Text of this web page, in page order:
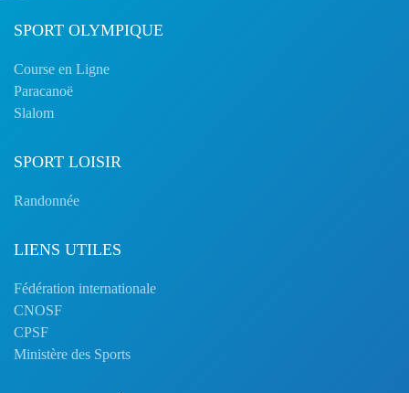
SPORT OLYMPIQUE
Course en Ligne
Paracanoë
Slalom
SPORT LOISIR
Randonnée
LIENS UTILES
Fédération internationale
CNOSF
CPSF
Ministère des Sports